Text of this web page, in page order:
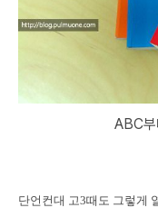
ABC부
단언컨대 고3때도 그렇게